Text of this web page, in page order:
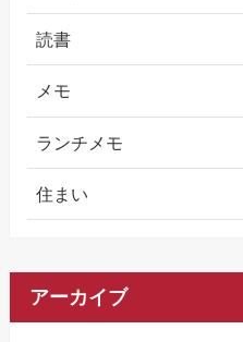
読書
メモ
ランチメモ
住まい
アーカイブ